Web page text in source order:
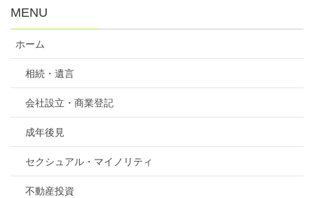
MENU
ホーム
相続・遺言
会社設立・商業登記
成年後見
セクシュアル・マイノリティ
不動産投資